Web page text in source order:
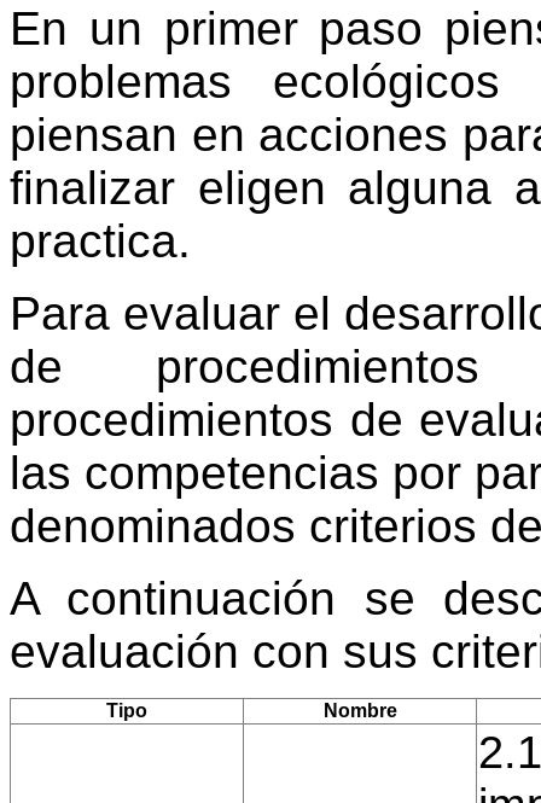
En un primer paso
problemas
piensan en acciones
finalizar eligen alguna
practica.
Para evaluar el
de
procedimientos de
las competencias por
denominados criterios
A continuación se
evaluación con sus
Tipo Nombre